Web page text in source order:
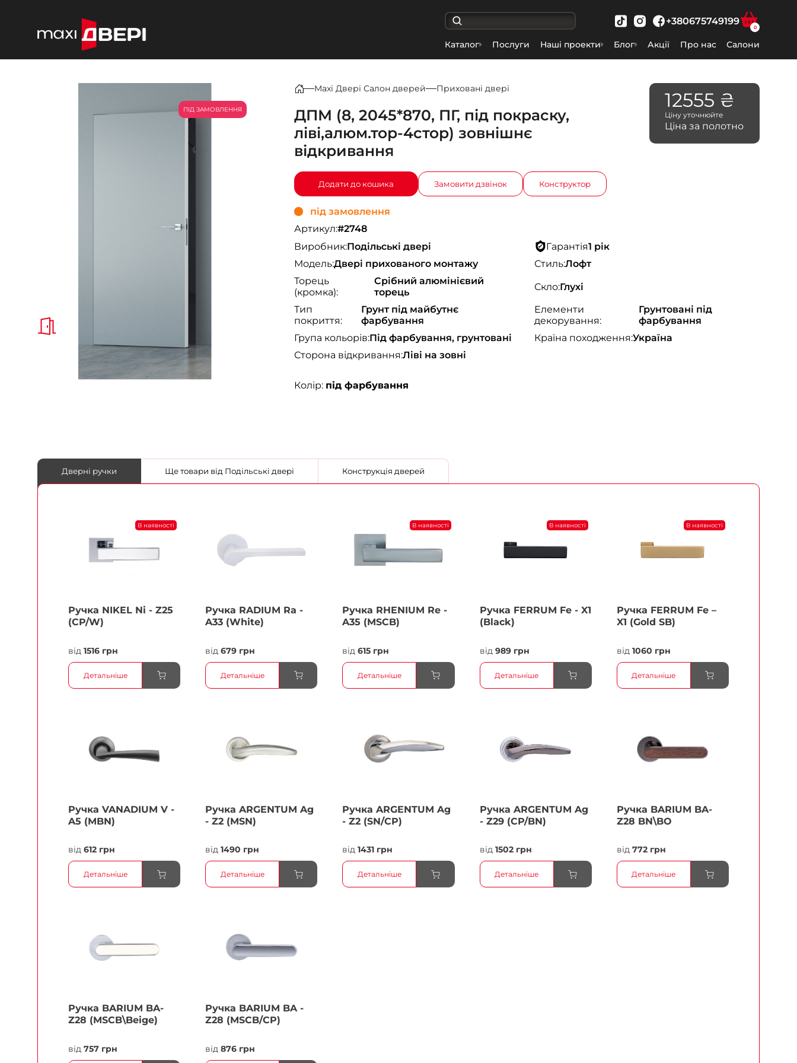
+380675749199
0
Каталог Послуги Наші проекти Блог Акції Про нас Салони
ПІД ЗАМОВЛЕННЯ
Maxi Двері Салон дверей Приховані двері
ДПМ (8, 2045*870, ПГ, під покраску,
ліві,алюм.тор-4стор) зовнішнє
відкривання
Додати до кошика Замовити дзвінок Конструктор
під замовлення
Артикул:#2748
Виробник:Подільські двері Гарантія1 рік
Модель:Двері прихованого монтажу Стиль:Лофт
Торець
(кромка):
Срібний алюмінієвий
торець
Скло:Глухі
Тип
покриття:
Грунт під майбутнє
фарбування
Елементи
декорування:
Грунтовані під
фарбування
Група кольорів:Під фарбування, грунтовані Країна походження:Україна
Сторона відкривання:Ліві на зовні
Колір: під фарбування
12555 ₴
Ціну уточнюйте
Ціна за полотно
Дверні ручки Ще товари від Подільські двері Конструкція дверей
В наявності
Ручка NIKEL Ni - Z25
(CP/W)
від 1516 грн
Детальніше
Ручка RADIUM Ra -
A33 (White)
від679 грн
Детальніше
В наявності
Ручка RHENIUM Re -
A35 (MSCB)
від615 грн
Детальніше
В наявності
Ручка FERRUМ Fe - X1
(Black)
від 989 грн
Детальніше
В наявності
Ручка FERRUМ Fe –
X1 (Gold SB)
від 1060 грн
Детальніше
Ручка VANADIUM V -
A5 (MBN)
від 612 грн
Детальніше
Ручка ARGENTUM Ag
- Z2 (MSN)
від1490 грн
Детальніше
Ручка ARGENTUM Ag
- Z2 (SN/CP)
від1431 грн
Детальніше
Ручка ARGENTUM Ag
- Z29 (CP/BN)
від 1502 грн
Детальніше
Ручка BARIUM BA-
Z28 BN\BO
від 772 грн
Детальніше
Ручка BARIUM BA-
Z28 (MSCB\Beige)
від 757 грн
Ручка BARIUM BA -
Z28 (MSCB/CP)
від876 грн